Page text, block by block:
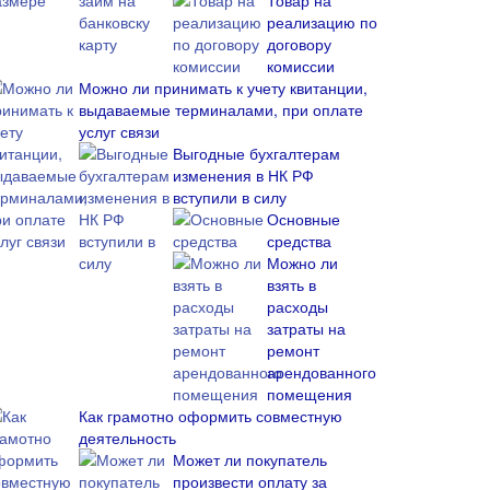
реализацию по
договору
комиссии
Можно ли принимать к учету квитанции,
выдаваемые терминалами, при оплате
услуг связи
Выгодные бухгалтерам
изменения в НК РФ
вступили в силу
Основные
средства
Можно ли
взять в
расходы
затраты на
ремонт
арендованного
помещения
Как грамотно оформить совместную
деятельность
Может ли покупатель
произвести оплату за